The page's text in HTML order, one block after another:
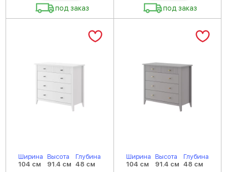
под заказ под заказ
Ширина
104 см
Высота
91.4 см
Глубина
48 см
Ширина
104 см
Высота
91.4 см
Глубина
48 см